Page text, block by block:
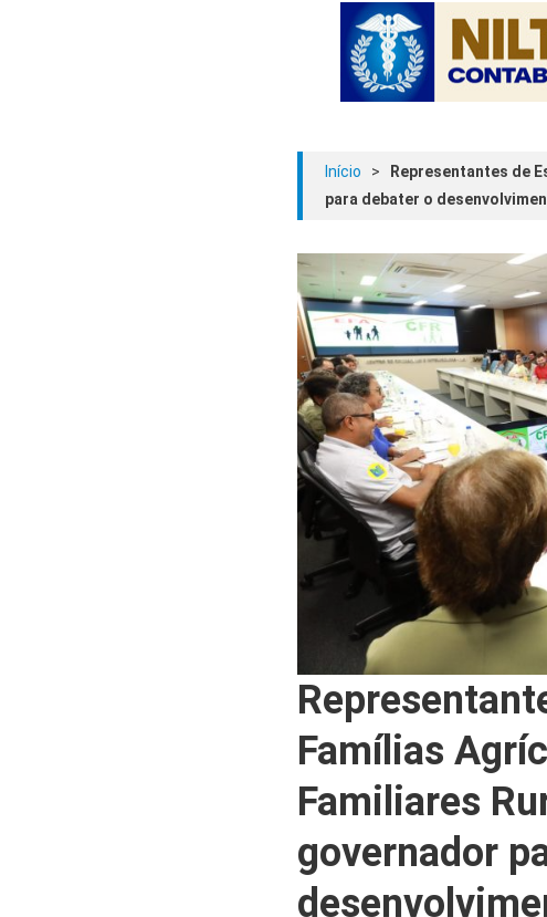
Início >
Representantes de
para debater o
Famílias
Familiares
governador